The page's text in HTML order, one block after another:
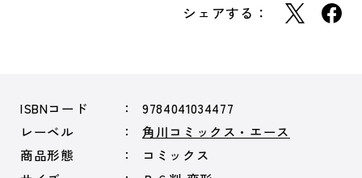
シェアする：
ISBNコード
9784041034477
レーベル
角川コミックス・エース
商品形態
コミックス